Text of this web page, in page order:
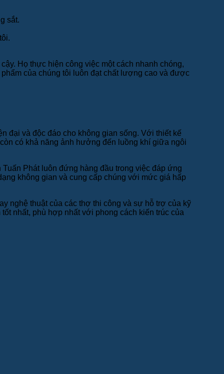
sắt.
Họ thực hiện công việc một cách nhanh chóng,
của chúng tôi luôn đạt chất lượng cao và được
đại và độc đáo cho không gian sống. Với thiết kế
có khả năng ảnh hưởng đến luồng khí giữa ngôi
Phát luôn đứng hàng đầu trong việc đáp ứng
không gian và cung cấp chúng với mức giá hấp
nghệ thuật của các thợ thi công và sự hỗ trợ của kỹ
nhất, phù hợp nhất với phong cách kiến trúc của